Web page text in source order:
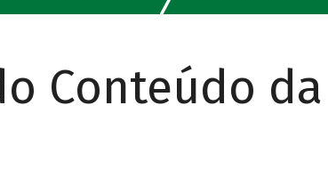
Conteúdo da